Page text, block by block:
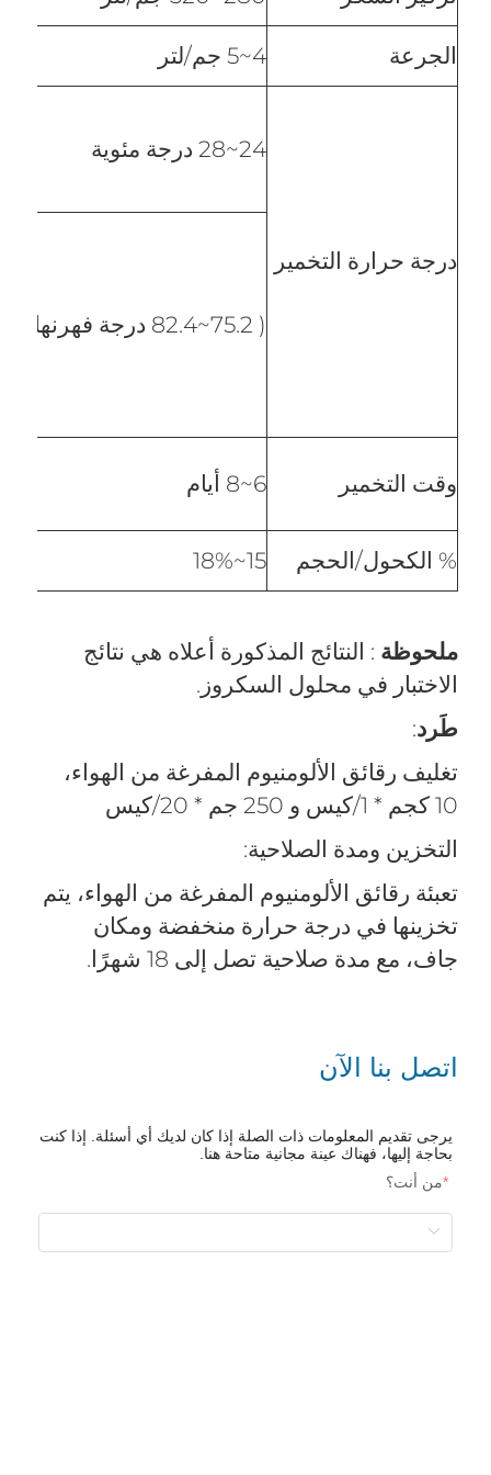
الجرعة 4~5 جم/لتر
درجة حرارة التخمير
24~28 درجة مئوية
( 75.2~82.4 درجة فهرنهايت )
وقت التخمير 6~8 أيام
% الكحول/الحجم 15~18%
ملحوظة : النتائج المذكورة أعلاه هي نتائج
الاختبار في محلول السكروز.
طَرد:
تغليف رقائق الألومنيوم المفرغة من الهواء،
10 كجم * 1/كيس و 250 جم * 20/كيس
التخزين ومدة الصلاحية:
تعبئة رقائق الألومنيوم المفرغة من الهواء، يتم
تخزينها في درجة حرارة منخفضة ومكان
جاف، مع مدة صلاحية تصل إلى 18 شهرًا.